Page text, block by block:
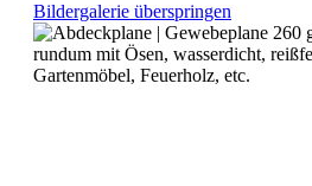
Bildergalerie überspringen